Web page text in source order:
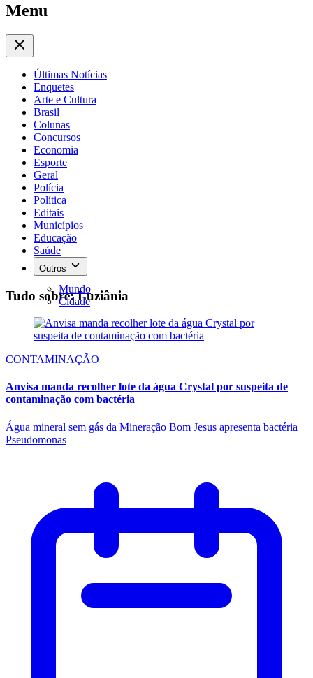
Menu
Últimas Notícias
Enquetes
Arte e Cultura
Brasil
Colunas
Concursos
Economia
Esporte
Geral
Polícia
Política
Editais
Municípios
Educação
Saúde
Outros
Mundo
Cidade
Tudo sobre: Luziânia
CONTAMINAÇÃO
Anvisa manda recolher lote da água Crystal por suspeita de
contaminação com bactéria
Água mineral sem gás da Mineração Bom Jesus apresenta bactéria
Pseudomonas